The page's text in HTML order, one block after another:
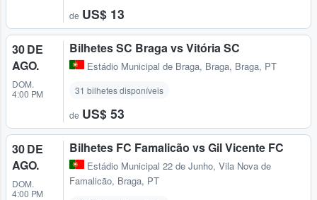
de US$ 13
30 DE
AGO.
DOM.
4:00 PM
Bilhetes SC Braga vs Vitória SC
Estádio Municipal de Braga, Braga, Braga, PT
31 bilhetes disponíveis
de US$ 53
30 DE
AGO.
DOM.
4:00 PM
Bilhetes FC Famalicão vs Gil Vicente FC
Estádio Municipal 22 de Junho, Vila Nova de
Famalicão, Braga, PT